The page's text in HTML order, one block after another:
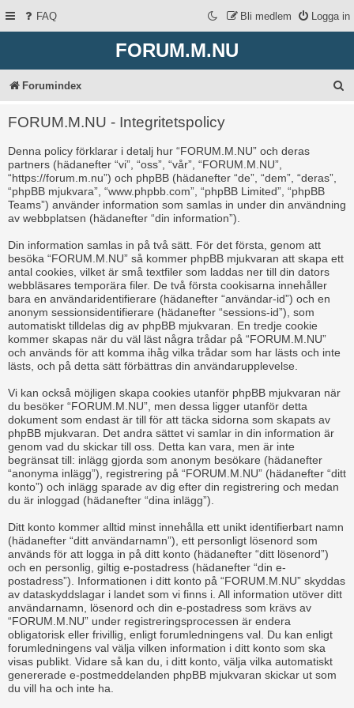
FAQ Logga in
Bli medlem
FORUM.M.NU
Forumindex
FORUM.M.NU - Integritetspolicy
Denna policy förklarar i detalj hur “FORUM.M.NU” och deras
partners (hädanefter “vi”, “oss”, “vår”, “FORUM.M.NU”,
“https://forum.m.nu”) och phpBB (hädanefter “de”, “dem”, “deras”,
“phpBB mjukvara”, “www.phpbb.com”, “phpBB Limited”, “phpBB
Teams”) använder information som samlas in under din användning
av webbplatsen (hädanefter “din information”).
Din information samlas in på två sätt. För det första, genom att
besöka “FORUM.M.NU” så kommer phpBB mjukvaran att skapa ett
antal cookies, vilket är små textfiler som laddas ner till din dators
webbläsares temporära filer. De två första cookisarna innehåller
bara en användaridentifierare (hädanefter “användar-id”) och en
anonym sessionsidentifierare (hädanefter “sessions-id”), som
automatiskt tilldelas dig av phpBB mjukvaran. En tredje cookie
kommer skapas när du väl läst några trådar på “FORUM.M.NU”
och används för att komma ihåg vilka trådar som har lästs och inte
lästs, och på detta sätt förbättras din användarupplevelse.
Vi kan också möjligen skapa cookies utanför phpBB mjukvaran när
du besöker “FORUM.M.NU”, men dessa ligger utanför detta
dokument som endast är till för att täcka sidorna som skapats av
phpBB mjukvaran. Det andra sättet vi samlar in din information är
genom vad du skickar till oss. Detta kan vara, men är inte
begränsat till: inlägg gjorda som anonym besökare (hädanefter
“anonyma inlägg”), registrering på “FORUM.M.NU” (hädanefter “ditt
konto”) och inlägg sparade av dig efter din registrering och medan
du är inloggad (hädanefter “dina inlägg”).
Ditt konto kommer alltid minst innehålla ett unikt identifierbart namn
(hädanefter “ditt användarnamn”), ett personligt lösenord som
används för att logga in på ditt konto (hädanefter “ditt lösenord”)
och en personlig, giltig e-postadress (hädanefter “din e-
postadress”). Informationen i ditt konto på “FORUM.M.NU” skyddas
av dataskyddslagar i landet som vi finns i. All information utöver ditt
användarnamn, lösenord och din e-postadress som krävs av
“FORUM.M.NU” under registreringsprocessen är endera
obligatorisk eller frivillig, enligt forumledningens val. Du kan enligt
forumledningens val välja vilken information i ditt konto som ska
visas publikt. Vidare så kan du, i ditt konto, välja vilka automatiskt
genererade e-postmeddelanden phpBB mjukvaran skickar ut som
du vill ha och inte ha.